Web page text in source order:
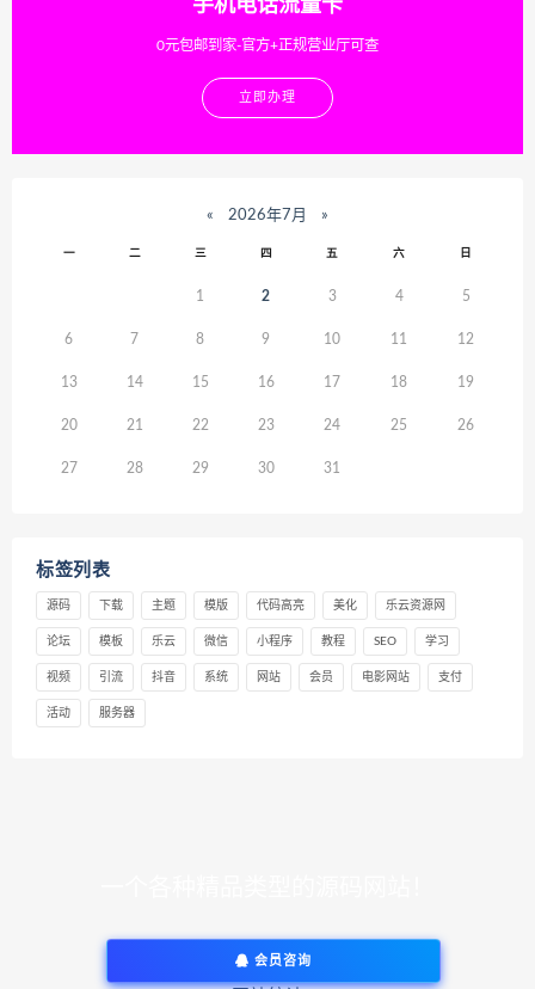
手机电话流量卡
0元包邮到家-官方+正规营业厅可查
立即办理
« 2026年7月 »
一 二 三 四 五 六 日
1 2 3 4 5
6 7 8 9 10 11 12
13 14 15 16 17 18 19
20 21 22 23 24 25 26
27 28 29 30 31
标签列表
源码 下载 主题 模版 代码高亮 美化 乐云资源网
论坛 模板 乐云 微信 小程序 教程 SEO 学习
视频 引流 抖音 系统 网站 会员 电影网站 支付
活动 服务器
会员咨询